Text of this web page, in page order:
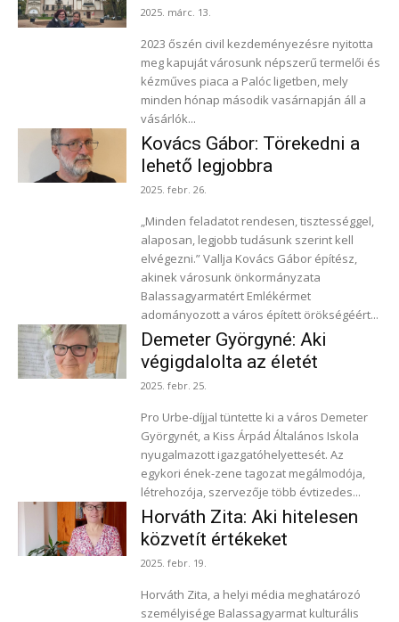
2025. márc. 13.
2023 őszén civil kezdeményezésre nyitotta
meg kapuját városunk népszerű termelői és
kézműves piaca a Palóc ligetben, mely
minden hónap második vasárnapján áll a
vásárlók...
Kovács Gábor: Törekedni a
lehető legjobbra
2025. febr. 26.
„Minden feladatot rendesen, tisztességgel,
alaposan, legjobb tudásunk szerint kell
elvégezni.” Vallja Kovács Gábor építész,
akinek városunk önkormányzata
Balassagyarmatért Emlékérmet
adományozott a város épített örökségéért...
Demeter Györgyné: Aki
végigdalolta az életét
2025. febr. 25.
Pro Urbe-díjjal tüntette ki a város Demeter
Györgynét, a Kiss Árpád Általános Iskola
nyugalmazott igazgatóhelyettesét. Az
egykori ének-zene tagozat megálmodója,
létrehozója, szervezője több évtizedes...
Horváth Zita: Aki hitelesen
közvetít értékeket
2025. febr. 19.
Horváth Zita, a helyi média meghatározó
személyisége Balassagyarmat kulturális